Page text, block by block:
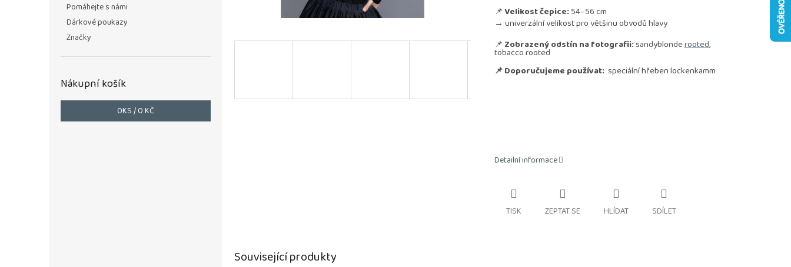
Pomáhejte s námi
Dárkové poukazy
Značky
Nákupní košík
0KS /0 KČ
📌Velikost čepice: 54–56 cm
→ univerzální velikost pro většinu obvodů hlavy
📌 Zobrazený odstín na fotografii: sandyblonderooted,
tobacco rooted
📌 Doporučujeme používat: speciální hřeben lockenkamm
Detailní informace
TISK ZEPTAT SE HLÍDAT SDÍLET
Související produkty